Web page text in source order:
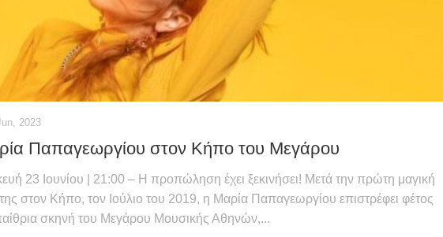
2023
Παπαγεωργίου στον Κήπο του Μεγάρου
23 Ιουνίου | 21:00 – Η προπώληση έχει ξεκινήσει! Μετά την πρώτη μαγική
στον Κήπο, τον Ιούλιο του 2019, η Μαρία Παπαγεωργίου επιστρέφει φέτος
σκηνή του Μεγάρου Μουσικής Αθηνών,...